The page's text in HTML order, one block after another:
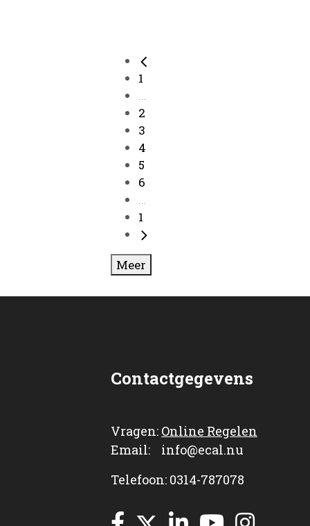
1
...
2
3
4
5
6
...
1
Meer
Contactgegevens
Vragen: Online Regelen
Email: info@ecal.nu
Telefoon: 0314-787078